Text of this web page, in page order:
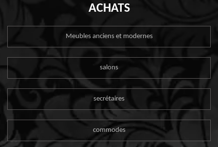
ACHATS
Meubles anciens et modernes
salons
secrétaires
commodes